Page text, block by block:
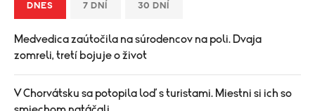
DNES 7 DNÍ 30 DNÍ
Medvedica zaútočila na súrodencov na poli. Dvaja
zomreli, tretí bojuje o život
V Chorvátsku sa potopila loď s turistami. Miestni si ich so